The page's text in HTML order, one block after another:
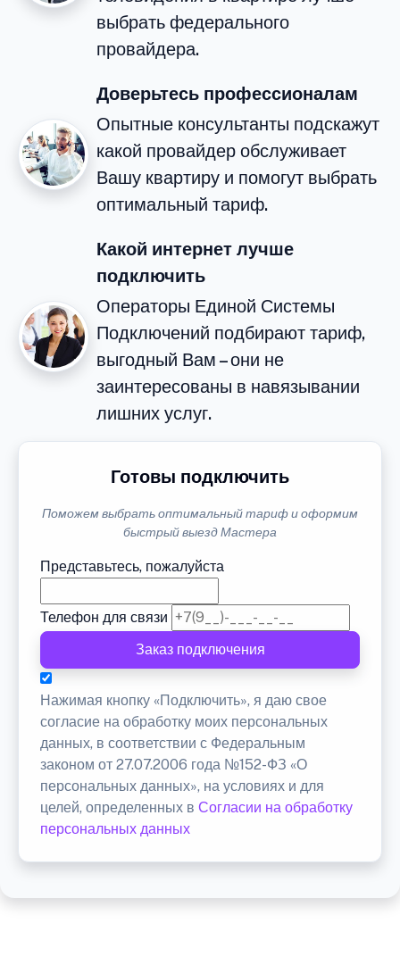
выбрать федерального
провайдера.
Доверьтесь профессионалам
Опытные консультанты подскажут
какой провайдер обслуживает
Вашу квартиру и помогут выбрать
оптимальный тариф.
Какой интернет лучше
подключить
Операторы Единой Системы
Подключений подбирают тариф,
выгодный Вам – они не
заинтересованы в навязывании
лишних услуг.
Готовы подключить
Поможем выбрать оптимальный тариф и оформим
быстрый выезд Мастера
Представьтесь, пожалуйста
Телефон для связи
Заказ подключения
Нажимая кнопку «Подключить», я даю свое
согласие на обработку моих персональных
данных, в соответствии с Федеральным
законом от 27.07.2006 года №152-ФЗ «О
персональных данных», на условиях и для
целей, определенных в Согласии на обработку
персональных данных